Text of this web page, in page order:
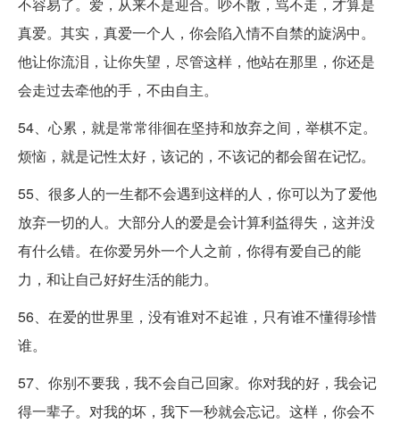
真爱。其实，真爱一个人，你会陷入情不自禁的旋涡中。
他让你流泪，让你失望，尽管这样，他站在那里，你还是
会走过去牵他的手，不由自主。
54、心累，就是常常徘徊在坚持和放弃之间，举棋不定。
烦恼，就是记性太好，该记的，不该记的都会留在记忆。
55、很多人的一生都不会遇到这样的人，你可以为了爱他
放弃一切的人。大部分人的爱是会计算利益得失，这并没
有什么错。在你爱另外一个人之前，你得有爱自己的能
力，和让自己好好生活的能力。
56、在爱的世界里，没有谁对不起谁，只有谁不懂得珍惜
谁。
57、你别不要我，我不会自己回家。你对我的好，我会记
得一辈子。对我的坏，我下一秒就会忘记。这样，你会不